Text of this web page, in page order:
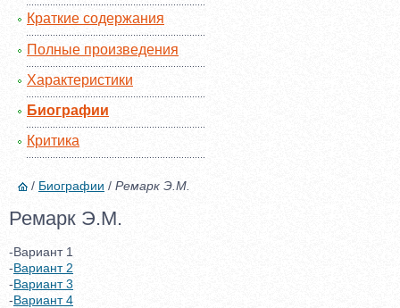
Краткие содержания
Полные произведения
Характеристики
Биографии
Критика
/ Биографии / Ремарк Э.М.
Ремарк Э.М.
-Вариант 1
-Вариант 2
-Вариант 3
-Вариант 4